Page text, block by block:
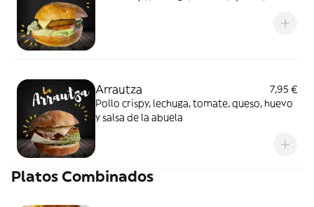
Arrautza
7,95 €
Pollo crispy, lechuga, tomate, queso, huevo
y salsa de la abuela
Platos Combinados